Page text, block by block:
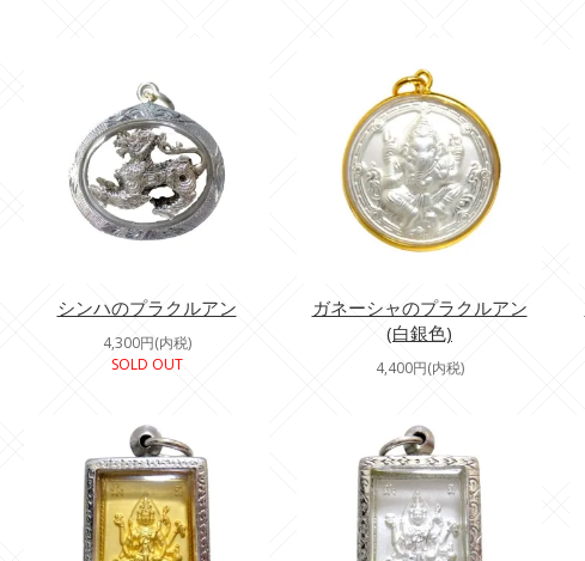
シンハのプラクルアン
4,300円(内税)
SOLD OUT
ガネーシャのプラクルアン
(白銀色)
4,400円(内税)